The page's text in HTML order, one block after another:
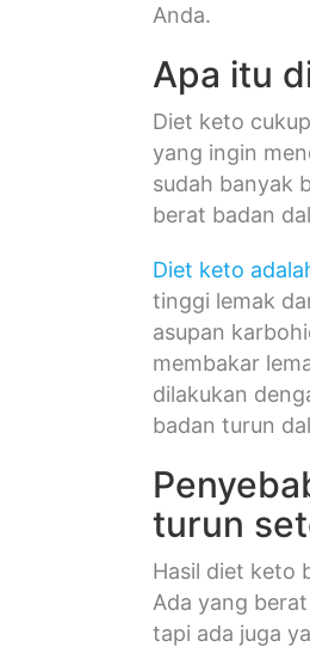
Anda.
Apa itu
Diet keto
yang ingin
sudah banyak
berat badan
Diet keto
tinggi lemak
asupan
membakar
dilakukan
badan turun
turun
Hasil diet keto
Ada yang
tapi ada juga